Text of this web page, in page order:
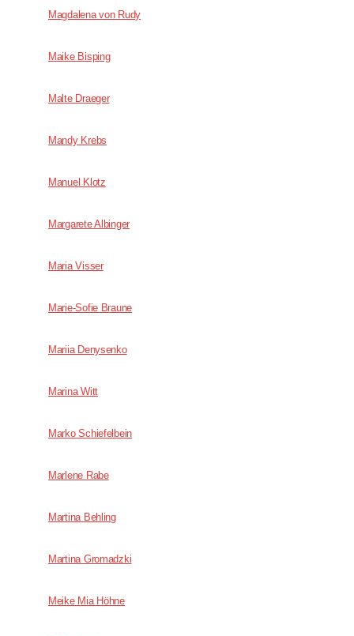
Magdalena von Rudy
Maike Bisping
Malte Draeger
Mandy Krebs
Manuel Klotz
Margarete Albinger
Maria Visser
Marie-Sofie Braune
Mariia Denysenko
Marina Witt
Marko Schiefelbein
Marlene Rabe
Martina Behling
Martina Gromadzki
Meike Mia Höhne